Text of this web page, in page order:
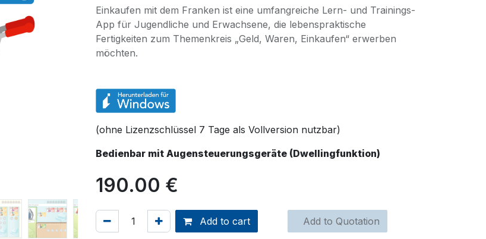
Einkaufen mit dem Franken ist eine umfangreiche Lern- und Trainings-
App für Jugendliche und Erwachsene, die lebenspraktische
Fertigkeiten zum Themenkreis „Geld, Waren, Einkaufen“ erwerben
möchten.
(ohne Lizenzschlüssel 7 Tage als Vollversion nutzbar)
Bedienbar mit Augensteuerungsgeräte (Dwellingfunktion)
190.00 €
Add to cart Add to Quotation